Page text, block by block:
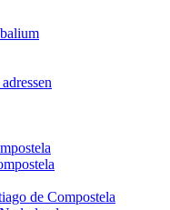
de Compostela